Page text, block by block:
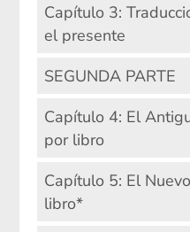
Capítulo 3:
el presente
SEGUNDA PARTE
Capítulo 4: El
por libro
Capítulo 5: El
libro*